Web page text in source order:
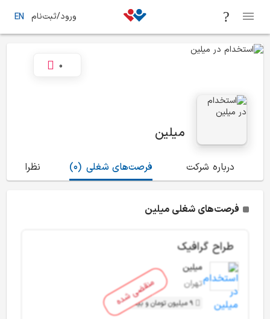
ورود/ثبت‌نام EN
میلین
0
درباره شرکت (0) فرصت‌های شغلی نظرات
فرصت‌های شغلی میلین
منقضی شده
طراح گرافیک
میلین
تهران
9 میلیون تومان و بیشتر